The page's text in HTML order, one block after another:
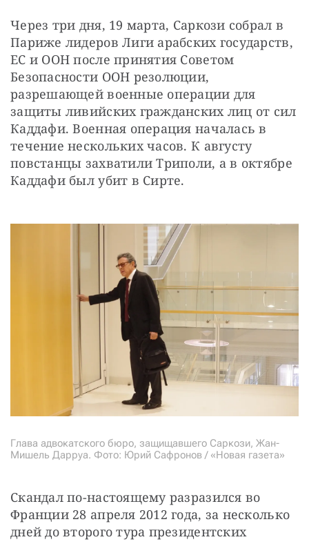
Через три дня, 19 марта, Саркози собрал в
Париже лидеров Лиги арабских государств,
ЕС и ООН после принятия Советом
Безопасности ООН резолюции,
разрешающей военные операции для
защиты ливийских гражданских лиц от сил
Каддафи. Военная операция началась в
течение нескольких часов. К августу
повстанцы захватили Триполи, а в октябре
Каддафи был убит в Сирте.
Глава адвокатского бюро, защищавшего Саркози, Жан-
Мишель Дарруа. Фото: Юрий Сафронов / «Новая газета»
Скандал по-настоящему разразился во
Франции 28 апреля 2012 года, за несколько
дней до второго тура президентских